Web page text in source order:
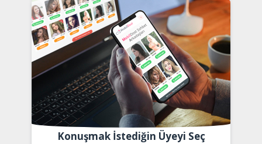
Konuşmak İstediğin Üyeyi Seç